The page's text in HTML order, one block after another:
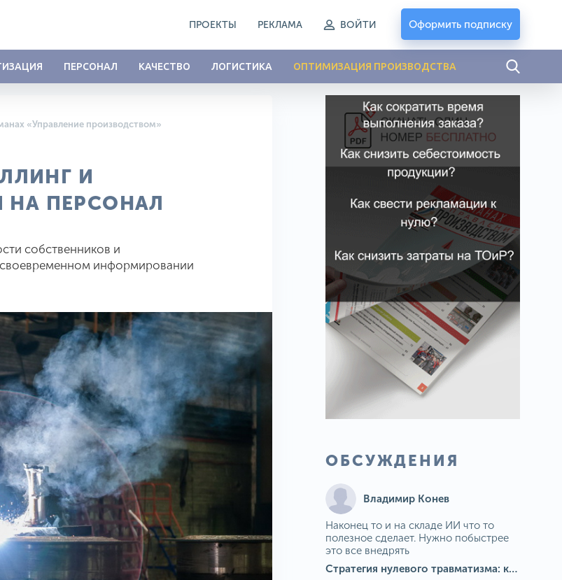
ПРОЕКТЫ РЕКЛАМА ВОЙТИ Оформить подписку
ПЕРСОНАЛ КАЧЕСТВО ЛОГИСТИКА ОПТИМИЗАЦИЯ ПРОИЗВОДСТВА
«Управление производством»
И
НА ПЕРСОНАЛ
собственников и
своевременном информировании
ОБСУЖДЕНИЯ
Владимир Конев
Наконец то и на складе ИИ что то
полезное сделает. Нужно побыстрее
это все внедрять
Стратегия нулевого травматизма: как ИИ-камеры Camkord снижают риск наезда на пешехода при работе на погрузчике